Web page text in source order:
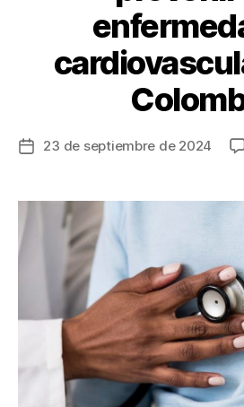
Fecha
entrada
23 de septiembre de 2024